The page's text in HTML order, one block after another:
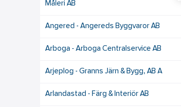
Måleri AB
Angered - Angereds Byggvaror AB
Arboga - Arboga Centralservice AB
Arjeplog - Granns Järn & Bygg, AB A
Arlandastad - Färg & Interiör AB